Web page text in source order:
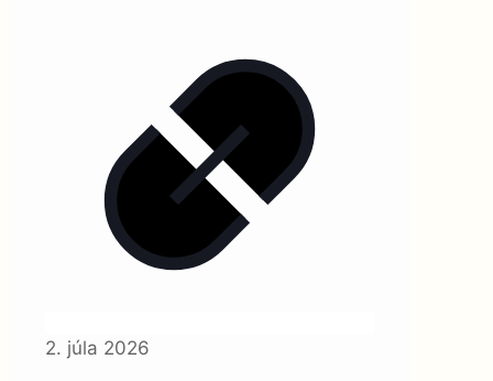
2. júla 2026